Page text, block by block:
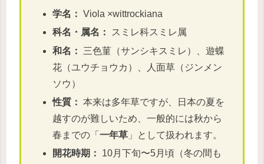
学名： Viola ×wittrockiana
科名・属名：
スミレ科スミレ属
和名：
三色菫（サンシキスミレ）、遊蝶
花（ユウチョウカ）、人面草（ジンメン
ソウ）
性質： 本来は多年草ですが、日本の夏を
越すのが難しいため、一般的には秋から
春までの「一年草 」として扱われます。
開花時期：
10月下旬〜5月頃（冬の間も